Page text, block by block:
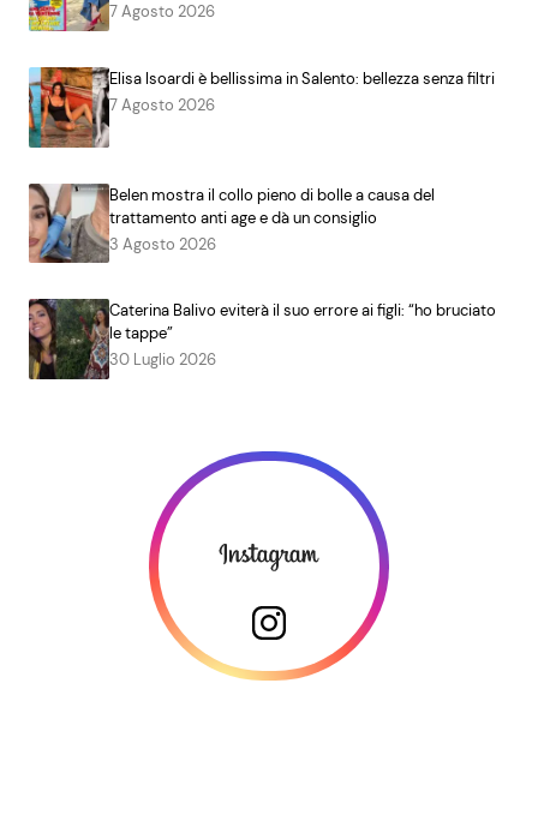
7 Agosto 2026
Elisa Isoardi è bellissima in Salento: bellezza senza filtri
7 Agosto 2026
Belen mostra il collo pieno di bolle a causa del
trattamento anti age e dà un consiglio
3 Agosto 2026
Caterina Balivo eviterà il suo errore ai figli: “ho bruciato
le tappe”
30 Luglio 2026